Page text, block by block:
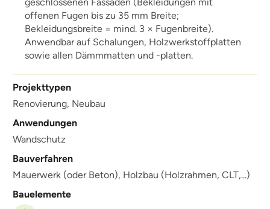
offenen Fugen bis zu 35 mm Breite;
Bekleidungsbreite = mind. 3 × Fugenbreite).
Anwendbar auf Schalungen, Holzwerkstoffplatten
sowie allen Dämmmatten und -platten.
Projekttypen
Renovierung, Neubau
Anwendungen
Wandschutz
Bauverfahren
Mauerwerk (oder Beton), Holzbau (Holzrahmen, CLT,...)
Bauelemente